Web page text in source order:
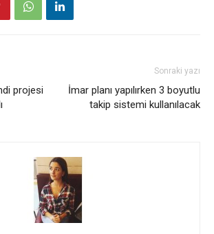
projesi
Sonraki yazı
İmar planı yapılırken 3 boyutlu
takip sistemi kullanılacak